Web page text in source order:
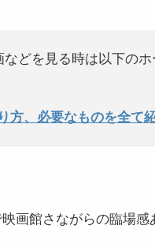
どを見る時は以下の
、必要なものを全て紹
画館さながらの臨場感